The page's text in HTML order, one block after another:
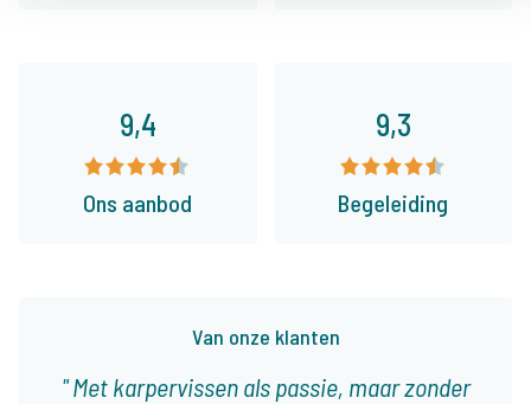
Van onze klanten
Met karpervissen als passie, maar zonder
9,4
Ons aanbod
9,3
Begeleiding